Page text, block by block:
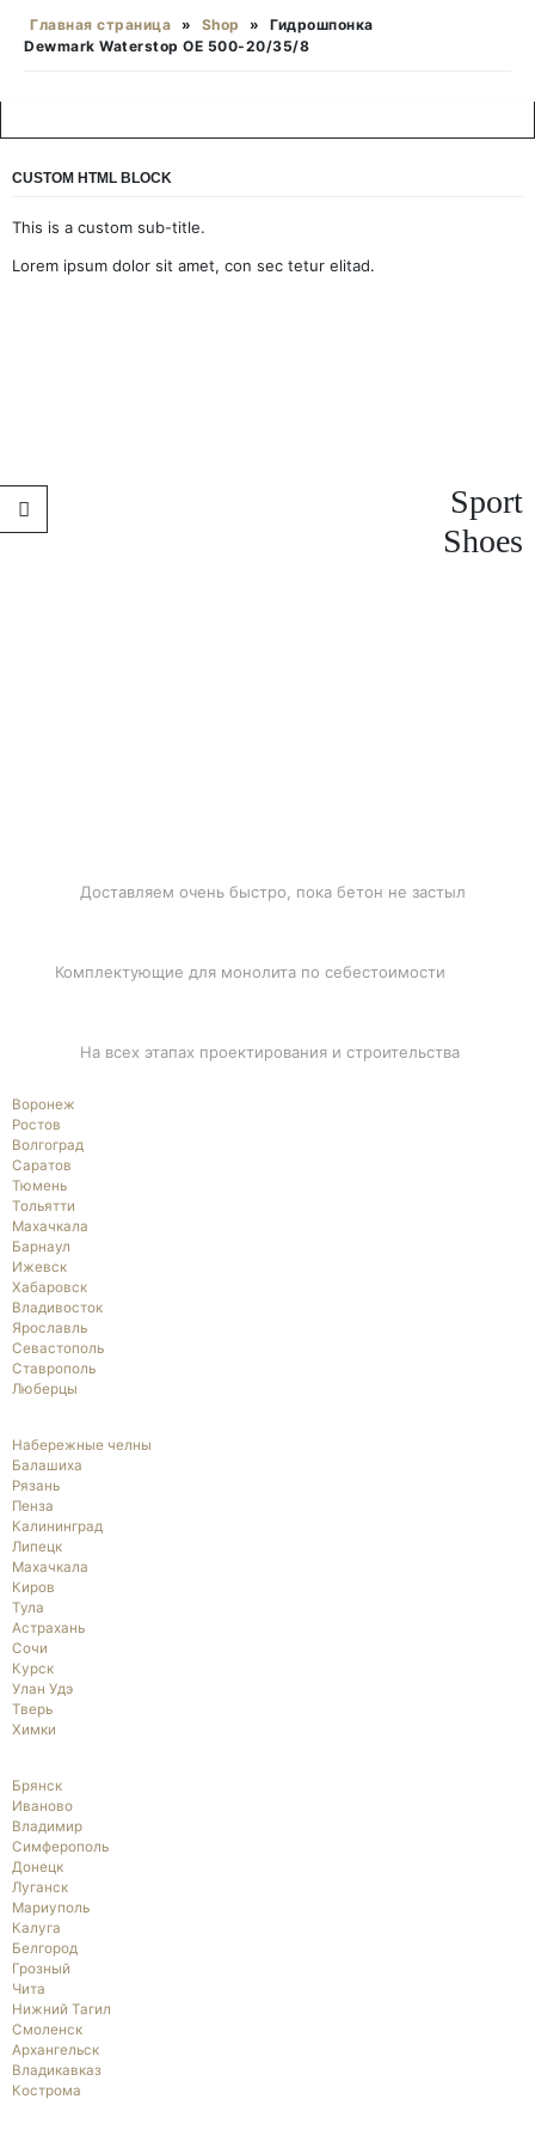
Главная страница » Shop »
Гидрошпонка
Dewmark Waterstop ОЕ 500-20/35/8
CUSTOM HTML BLOCK
This is a custom sub-title.
Lorem ipsum dolor sit amet, con sec tetur elitad.
Sport
Shoes
Доставляем очень быстро, пока бетон не застыл
Комплектующие для монолита по себестоимости
На всех этапах проектирования и строительства
Воронеж
Ростов
Волгоград
Саратов
Тюмень
Тольятти
Махачкала
Барнаул
Ижевск
Хабаровск
Владивосток
Ярославль
Севастополь
Ставрополь
Люберцы
Набережные челны
Балашиха
Рязань
Пенза
Калининград
Липецк
Махачкала
Киров
Тула
Астрахань
Сочи
Курск
Улан Удэ
Тверь
Химки
Брянск
Иваново
Владимир
Симферополь
Донецк
Луганск
Мариуполь
Калуга
Белгород
Грозный
Чита
Нижний Тагил
Смоленск
Архангельск
Владикавказ
Кострома